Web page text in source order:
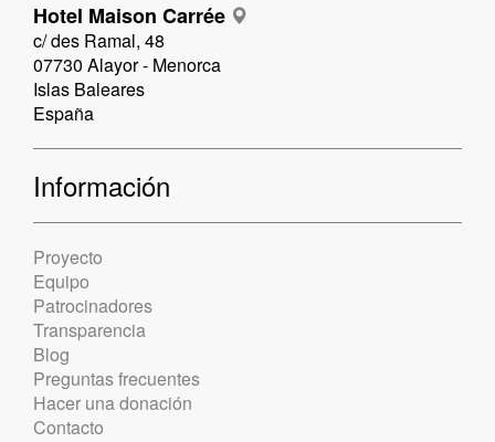
Hotel Maison Carrée
c/ des Ramal, 48
07730 Alayor - Menorca
Islas Baleares
España
Información
Proyecto
Equipo
Patrocinadores
Transparencia
Blog
Preguntas frecuentes
Hacer una donación
Contacto